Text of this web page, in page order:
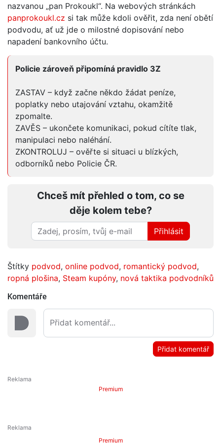
nazvanou „pan Prokoukl“. Na webových stránkách
panprokoukl.cz si tak může kdoli ověřit, zda není obětí
podvodu, ať už jde o milostné dopisování nebo
napadení bankovního účtu.
Policie zároveň připomíná pravidlo 3Z
ZASTAV – když začne někdo žádat peníze,
poplatky nebo utajování vztahu, okamžitě
zpomalte.
ZAVĚS – ukončete komunikaci, pokud cítíte tlak,
manipulaci nebo naléhání.
ZKONTROLUJ – ověřte si situaci u blízkých,
odborníků nebo Policie ČR.
Chceš mít přehled o tom, co se
děje kolem tebe?
Přihlásit
Štítky podvod, online podvod, romantický podvod,
ropná plošina, Steam kupóny, nová taktika podvodníků
Komentáře
Přidat komentář
Premium
Premium